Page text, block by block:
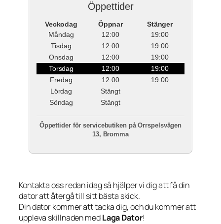
Öppettider
Veckodag Öppnar
Stänger
Måndag
12:00
19:00
Tisdag
12:00
19:00
Onsdag
12:00
19:00
Torsdag
12:00
19:00
Fredag
12:00
19:00
Lördag
Stängt
Söndag
Stängt
Öppettider för servicebutiken på Orrspelsvägen
13, Bromma
Kontakta oss redan idag så hjälper vi dig att få din
dator att återgå till sitt bästa skick.
Din dator kommer att tacka dig, och du kommer att
uppleva skillnaden medLaga Dator!